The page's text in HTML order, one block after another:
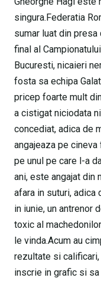
singura.Federatia
sumar luat din
final al
Bucuresti, nicaieri
fosta sa echipa
pricep foarte mult
a cistigat niciodata
concediat, adica de
angajeaza pe
pe unul pe care l-a
ani, este angajat din
afara in suturi, adica
in iunie, un antrenor
toxic al
le vinda.Acum au
rezultate si calificari,
inscrie in grafic si sa